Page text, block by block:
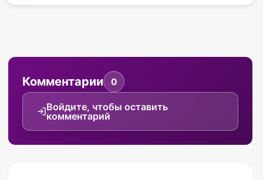
Комментарии 0
Войдите, чтобы оставить
комментарий